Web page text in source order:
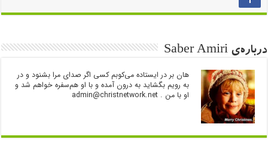
درباره‌ی Saber Amiri
هان بر در ایستاده می‌کوبم کسی اگر صدای مرا بشنود و در
به رویم بگشاید به درون آمده و با او هم‌سفره خواهم شد و
او با من .admin@christnetwork.net